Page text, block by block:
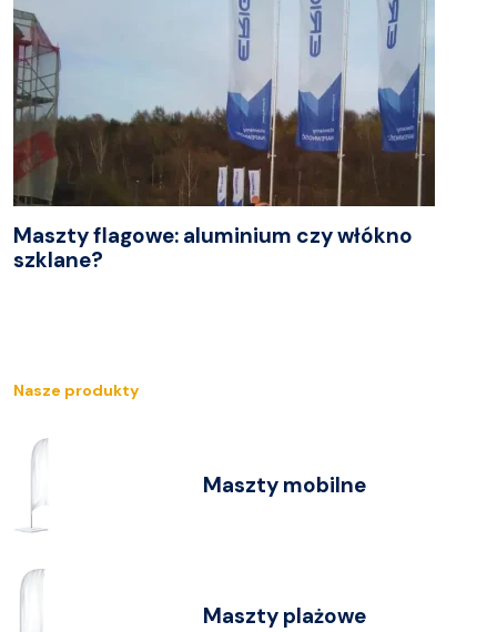
Maszty flagowe: aluminium czy włókno
szklane?
Nasze produkty
Maszty mobilne
Maszty plażowe